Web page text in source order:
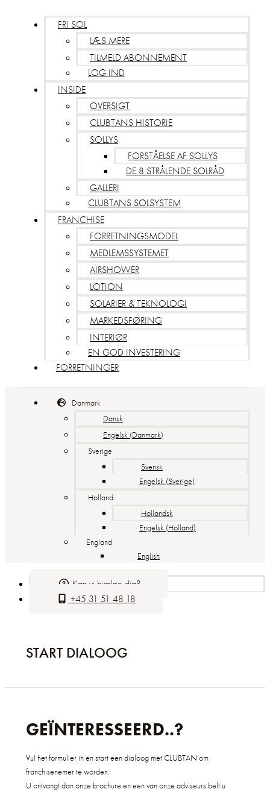
FRI SOL
LÆS MERE
TILMELD ABONNEMENT
LOG IND
INSIDE
OVERSIGT
CLUBTANS HISTORIE
SOLLYS
FORSTÅELSE AF SOLLYS
DE 8 STRÅLENDE SOLRÅD
GALLERI
CLUBTANS SOLSYSTEM
FRANCHISE
FORRETNINGSMODEL
MEDLEMSSYSTEMET
AIRSHOWER
LOTION
SOLARIER & TEKNOLOGI
MARKEDSFØRING
INTERIØR
EN GOD INVESTERING
FORRETNINGER
Danmark
Dansk
Engelsk (Danmark)
Sverige
Svensk
Engelsk (Sverige)
Holland
Hollandsk
Engelsk (Holland)
England
English
Kan vi hjælpe dig?
+45 31 51 48 18
START DIALOOG
GEÏNTERESSEERD..?
Vul het formulier in en start een dialoog met CLUBTAN om
franchisenemer te worden.
U ontvangt dan onze brochure en een van onze adviseurs belt u